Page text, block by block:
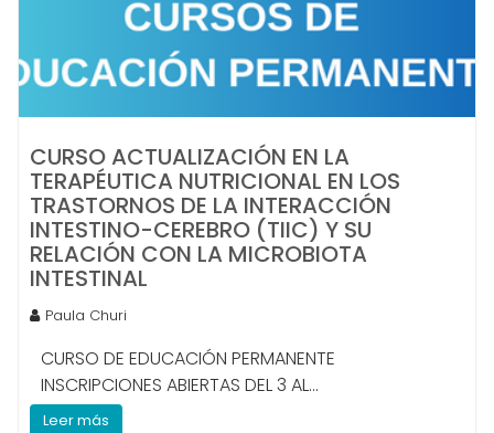
CURSO ACTUALIZACIÓN EN LA
TERAPÉUTICA NUTRICIONAL EN LOS
TRASTORNOS DE LA INTERACCIÓN
INTESTINO-CEREBRO (TIIC) Y SU
RELACIÓN CON LA MICROBIOTA
INTESTINAL
Paula Churi
CURSO DE EDUCACIÓN PERMANENTE
INSCRIPCIONES ABIERTAS DEL 3 AL...
Leer más